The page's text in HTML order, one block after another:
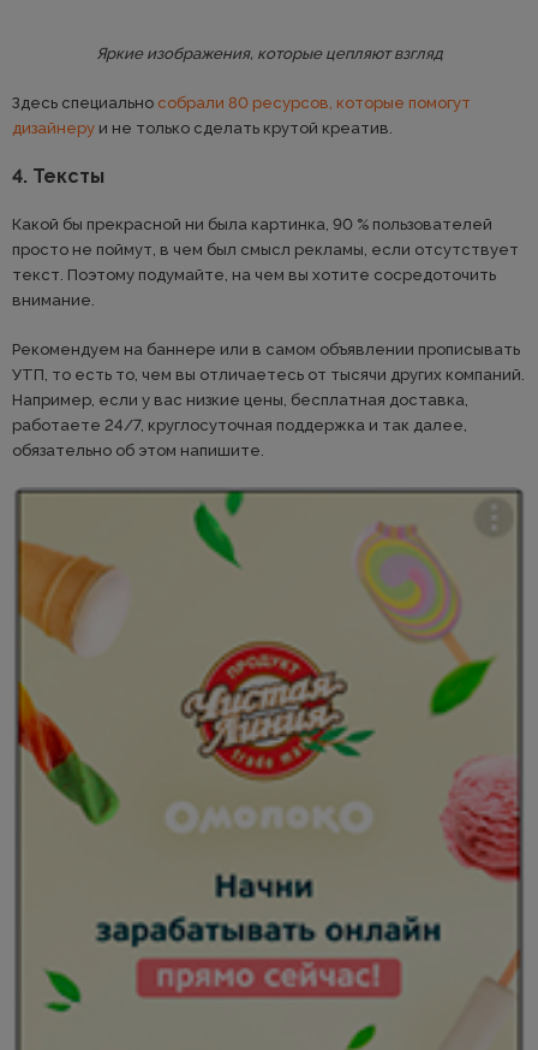
Яркие изображения, которые цепляют взгляд
Здесь специально собрали 80 ресурсов, которые помогут
дизайнеру и не только сделать крутой креатив.
4. Тексты
Какой бы прекрасной ни была картинка, 90 % пользователей
просто не поймут, в чем был смысл рекламы, если отсутствует
текст. Поэтому подумайте, на чем вы хотите сосредоточить
внимание.
Рекомендуем на баннере или в самом объявлении прописывать
УТП, то есть то, чем вы отличаетесь от тысячи других компаний.
Например, если у вас низкие цены, бесплатная доставка,
работаете 24/7, круглосуточная поддержка и так далее,
обязательно об этом напишите.